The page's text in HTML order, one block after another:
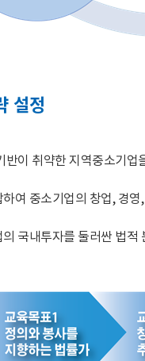
설정
이 취약한 지역중소기업
여 중소기업의 창업, 경
국내투자를 둘러싼 법적